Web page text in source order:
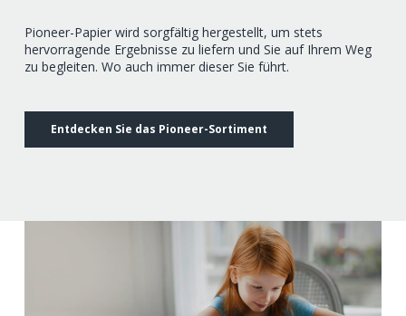
Pioneer-Papier wird sorgfältig hergestellt, um stets
hervorragende Ergebnisse zu liefern und Sie auf Ihrem Weg
zu begleiten. Wo auch immer dieser Sie führt.
Entdecken Sie das Pioneer-Sortiment